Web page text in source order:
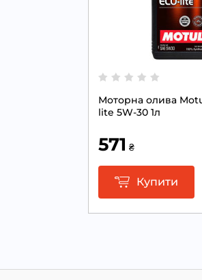
Моторна олива
lite 5W-30 1л
571 ₴
Купити